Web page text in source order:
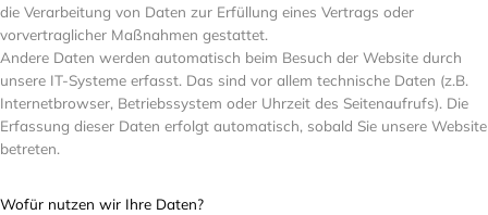
die Verarbeitung von Daten zur Erfüllung eines Vertrags oder
vorvertraglicher Maßnahmen gestattet.
Andere Daten werden automatisch beim Besuch der Website durch
unsere IT-Systeme erfasst. Das sind vor allem technische Daten (z.B.
Internetbrowser, Betriebssystem oder Uhrzeit des Seitenaufrufs). Die
Erfassung dieser Daten erfolgt automatisch, sobald Sie unsere Website
betreten.
Wofür nutzen wir Ihre Daten?